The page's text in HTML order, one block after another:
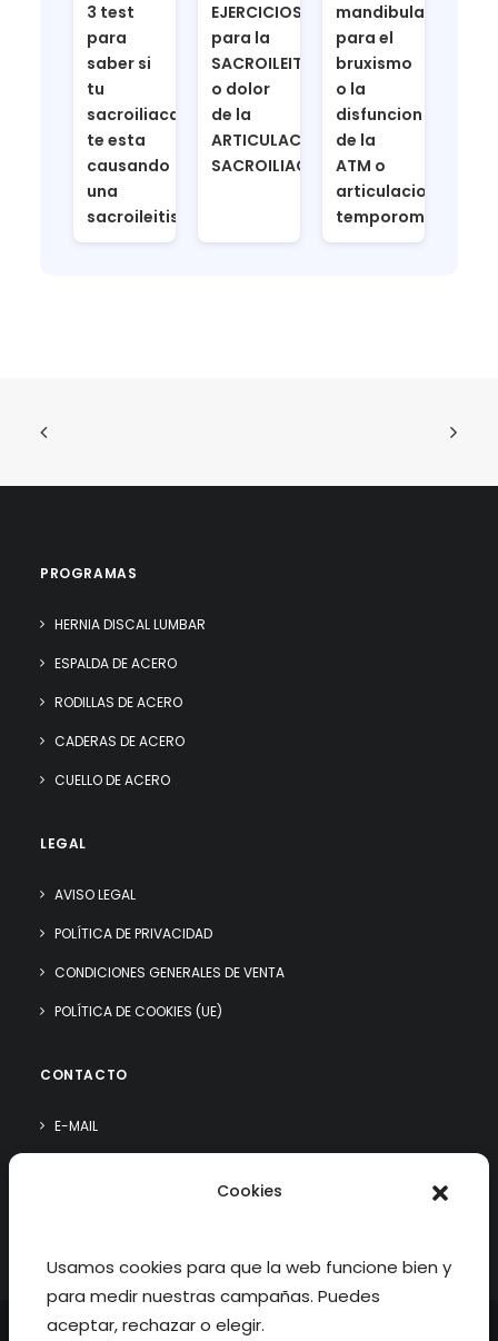
Cookies
Usamos cookies para que la web funcione bien y
para medir nuestras campañas. Puedes
aceptar, rechazar o elegir.
3 test
para
saber si
tu
sacroiliaca
te esta
causando
una
sacroileitis
EJERCICIOS
para la
SACROILEITIS
o dolor
de la
ARTICULACIÓN
SACROILIACA
mandibula
para el
bruxismo
o la
disfuncion
de la
ATM o
articulacion
PROGRAMAS
HERNIA DISCAL LUMBAR
ESPALDA DE ACERO
RODILLAS DE ACERO
CADERAS DE ACERO
CUELLO DE ACERO
LEGAL
AVISO LEGAL
POLÍTICA DE PRIVACIDAD
CONDICIONES GENERALES DE VENTA
POLÍTICA DE COOKIES (UE)
CONTACTO
E-MAIL